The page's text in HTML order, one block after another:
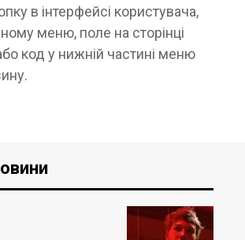
в інтерфейсі користувача,
меню, поле на сторінці
код у нижній частині меню